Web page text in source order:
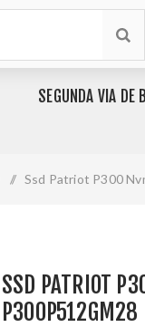
SEGUNDA VIA DE
/ Ssd Patriot P300
SSD PATRIOT
P300P512GM28